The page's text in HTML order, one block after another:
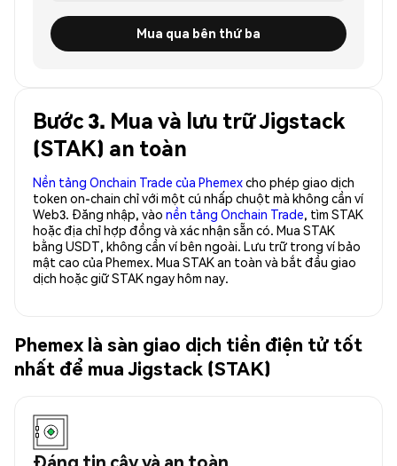
Mua qua bên thứ ba
Bước 3. Mua và lưu trữ Jigstack
(STAK) an toàn
Nền tảng Onchain Trade của Phemexcho phép giao dịch
token on-chain chỉ với một cú nhấp chuột mà không cần ví
Web3. Đăng nhập, vào nền tảng Onchain Trade, tìm STAK
hoặc địa chỉ hợp đồng và xác nhận sẵn có. Mua STAK
bằng USDT, không cần ví bên ngoài. Lưu trữ trong ví bảo
mật cao của Phemex. Mua STAK an toàn và bắt đầu giao
dịch hoặc giữ STAK ngay hôm nay.
Phemex là sàn giao dịch tiền điện tử tốt
nhất để mua Jigstack (STAK)
Đáng tin cậy và an toàn